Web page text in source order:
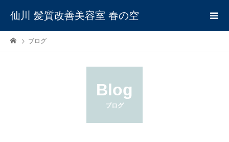
仙川 髪質改善美容室 春の空
ブログ
Blog
ブログ